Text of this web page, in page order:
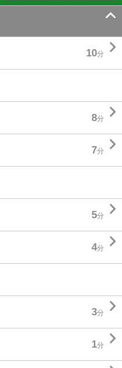

10分 
8分 
7分 
5分 
4分 
3分 
1分 